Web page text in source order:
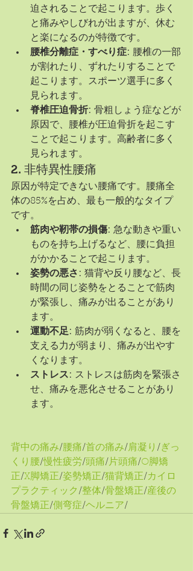
迫されることで起こります。歩く
と痛みやしびれが出ますが、休む
と楽になるのが特徴です。
腰椎分離症・すべり症: 腰椎の一部
が割れたり、ずれたりすることで
起こります。スポーツ選手に多く
見られます。
脊椎圧迫骨折: 骨粗しょう症などが
原因で、腰椎が圧迫骨折を起こす
ことで起こります。高齢者に多く
見られます。
2. 非特異性腰痛
原因が特定できない腰痛です。腰痛全
体の85%を占め、最も一般的なタイプ
です。
筋肉や靭帯の損傷: 急な動きや重い
ものを持ち上げるなど、腰に負担
がかかることで起こります。
姿勢の悪さ: 猫背や反り腰など、長
時間の同じ姿勢をとることで筋肉
が緊張し、痛みが出ることがあり
ます。
運動不足: 筋肉が弱くなると、腰を
支える力が弱まり、痛みが出やす
くなります。
ストレス: ストレスは筋肉を緊張さ
せ、痛みを悪化させることがあり
ます。
背中の痛み/腰痛/首の痛み/肩凝り /ぎっ
くり腰/慢性疲労/頭痛/片頭痛/O脚矯
正/X脚矯正/姿勢矯正/猫背矯正/カイロ
プラクティック /整体/骨盤矯正/産後の
骨盤矯正/側弯症/ヘルニア/